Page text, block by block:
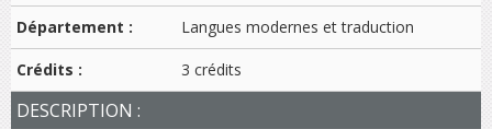
Département : Langues modernes et traduction
Crédits : 3 crédits
DESCRIPTION :